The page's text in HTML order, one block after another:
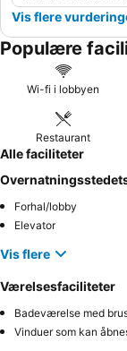
Vis flere
Populære
Wi-fi i lobbyen
Restaurant
Alle faciliteter
Forhal/lobby
Elevator
Vis flere
Værelsesfaciliteter
Badeværelse med
Vinduer som kan